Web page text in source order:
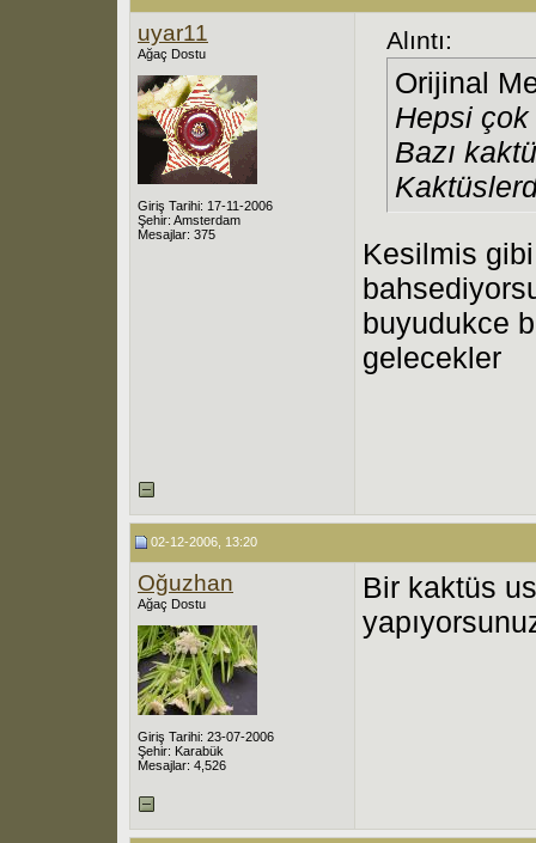
uyar11
Ağaç Dostu
Giriş Tarihi: 17-11-2006
Şehir: Amsterdam
Mesajlar: 375
Alıntı:
Orijinal
Hepsi
Bazı
Kesilmis
buyudukce
gelecekler
02-12-2006, 13:20
Oğuzhan
Ağaç Dostu
Giriş Tarihi: 23-07-2006
Şehir: Karabük
Mesajlar: 4,526
Bir kaktüs